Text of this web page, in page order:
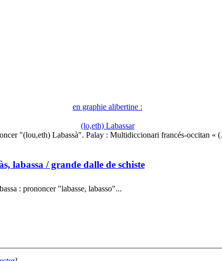
en graphie alibertine :
(lo,eth) Labassar
"(lou,eth) Labassà". Palay : Multidiccionari francés-occitan «
labassa / grande dalle de schiste
: prononcer "labasse, labasso"...